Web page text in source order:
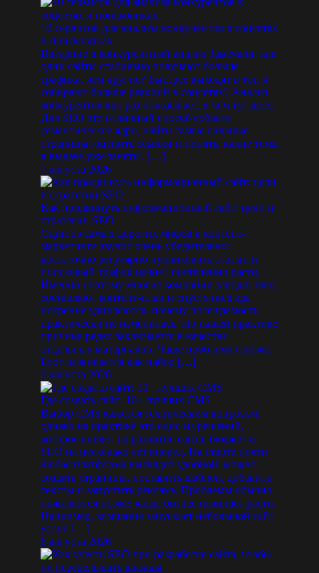
10 сервисов для анализа конкурентов в соцсетях
и поисковиках
Введение в конкурентный анализ Замечали, как
одни сайты стабильно получают больше
трафика, чем другие? Быстрее выходят в топ и
собирают больше реакций в соцсетях? Анализ
конкурентов как раз показывает, в чем тут дело.
Для SEO это отличный способ собрать
семантическое ядро, найти самые сильные
страницы, оценить ссылки и понять, какие темы
в выдаче уже заняты. […]
7 августа 2026
Как продвинуть информационный сайт: цели и
стратегии SEO
Один из самых дорогих мифов в контент-
маркетинге звучит очень убедительно:
достаточно регулярно публиковать статьи, и
поисковый трафик начнет постепенно расти.
Именно поэтому многие компании заводят блог,
составляют контент-план и спустя полгода
искренне удивляются, почему посещаемость
практически не изменилась. По нашей практике
причина редко заключается в качестве
отдельных материалов. Чаще проблема глубже.
Блог развивается как набор […]
6 августа 2026
Где создать сайт: 10+ лучших CMS
Выбор CMS кажется техническим вопросом,
однако на практике это одно из решений,
которое влияет на развитие сайта, бюджет и
SEO на несколько лет вперед. На старте почти
любая платформа выглядит удобной: можно
создать страницы, поставить шаблон, добавить
тексты и запустить рекламу. Проблемы обычно
появляются позже, когда бизнес начинает расти.
Например, компания запускает небольшой сайт
услуг […]
6 августа 2026